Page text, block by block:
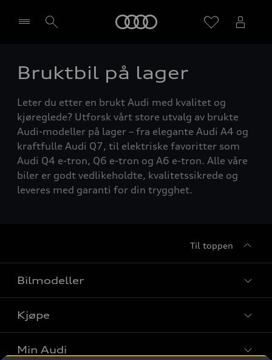
Velg forhandler
Bruktbil på lager
Leter du etter en brukt Audi med kvalitet og
kjøreglede? Utforsk vårt store utvalg av brukte
Audi-modeller på lager – fra elegante Audi A4 og
kraftfulle Audi Q7, til elektriske favoritter som
Audi Q4 e-tron, Q6 e-tron og A6 e-tron. Alle våre
biler er godt vedlikeholdte, kvalitetssikrede og
leveres med garanti for din trygghet.
Til toppen
Bilmodeller
Finn din Audi
Sammenlign bilmodeller
Kjøpe
Kjøpshjelp
Min Audi